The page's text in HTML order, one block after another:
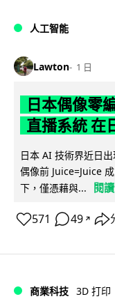
人工智能
Lawton 1 日
日本偶像零
直播系統 在
日本 AI 技術界近日
偶像前 Juice=Juice
下，僅憑藉與...
閱
571 49 ↗
商業科技 3D 打印